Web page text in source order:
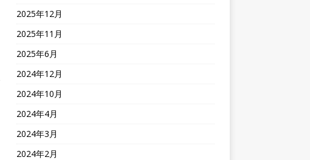
2025年12月
2025年11月
2025年6月
2024年12月
2024年10月
2024年4月
2024年3月
2024年2月